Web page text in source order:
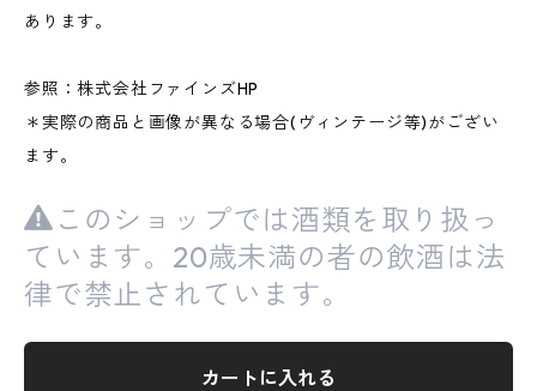
あります。
参照：株式会社ファインズHP
＊実際の商品と画像が異なる場合(ヴィンテージ等)がござい
ます。
このショップでは酒類を取り扱っ
ています。20歳未満の者の飲酒は法
律で禁止されています。
カートに入れる